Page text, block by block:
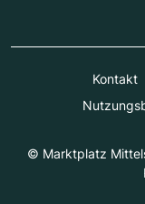
Kontakt
© Marktplatz